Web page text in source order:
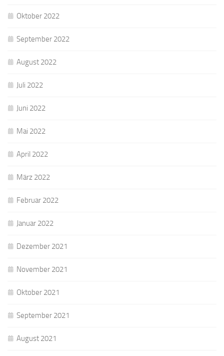
Oktober 2022
September 2022
August 2022
Juli 2022
Juni 2022
Mai 2022
April 2022
März 2022
Februar 2022
Januar 2022
Dezember 2021
November 2021
Oktober 2021
September 2021
August 2021